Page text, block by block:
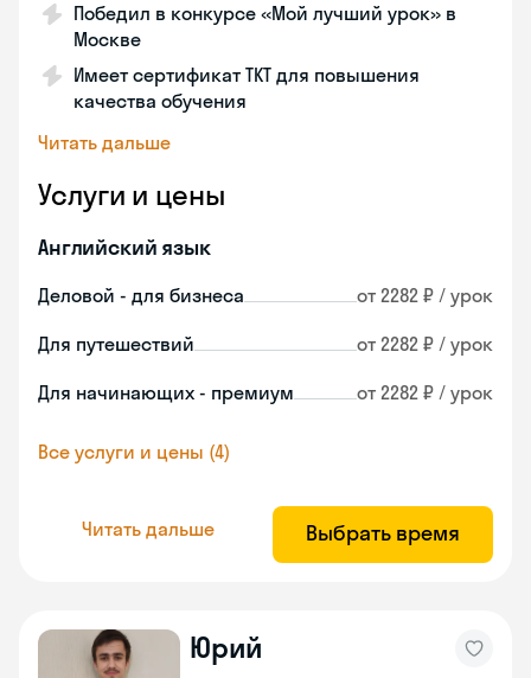
Победил в конкурсе «Мой лучший урок» в
Москве
Имеет сертификат TKT для повышения
качества обучения
Читать дальше
Услуги и цены
Английский язык
Деловой - для бизнеса от 2282 ₽ / урок
Для путешествий от 2282 ₽ / урок
Для начинающих - премиум от 2282 ₽ / урок
Все услуги и цены (4)
Читать дальше Выбрать время
Юрий